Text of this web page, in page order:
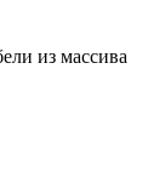
из массива